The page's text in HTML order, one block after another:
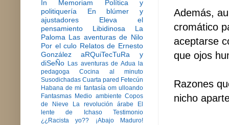
Además,
cromático
aceptarse
que ojos
Razones
nicho
In Memoriam
Política y
politiquería
En blúmer y
ajustadores
Eleva el
pensamiento
Libidinosa
La
Paloma Las aventuras de Nilo
Por el culo Relatos de Ernesto
González
aRQuiTecTuRa y
diSeÑo Las aventuras de Adua la
pedagoga
Cocina al minuto
Susodichadas Cuarta pared Fetecún
Habana de mi fantasía om ulloando
Fantasmas Medio ambiente Copos
de Nieve
La revolución árabe
El
lente de Ichaso
Testimonio
¿¿Racista yo??
¡Abajo Maduro!